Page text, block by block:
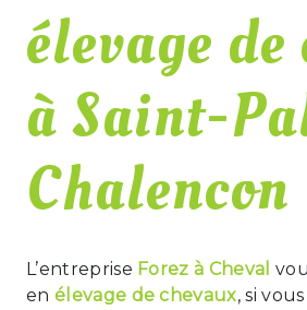
élevage
à Saint-
Chalencon
L’entreprise Forez à Cheval
en élevage de chevaux, si